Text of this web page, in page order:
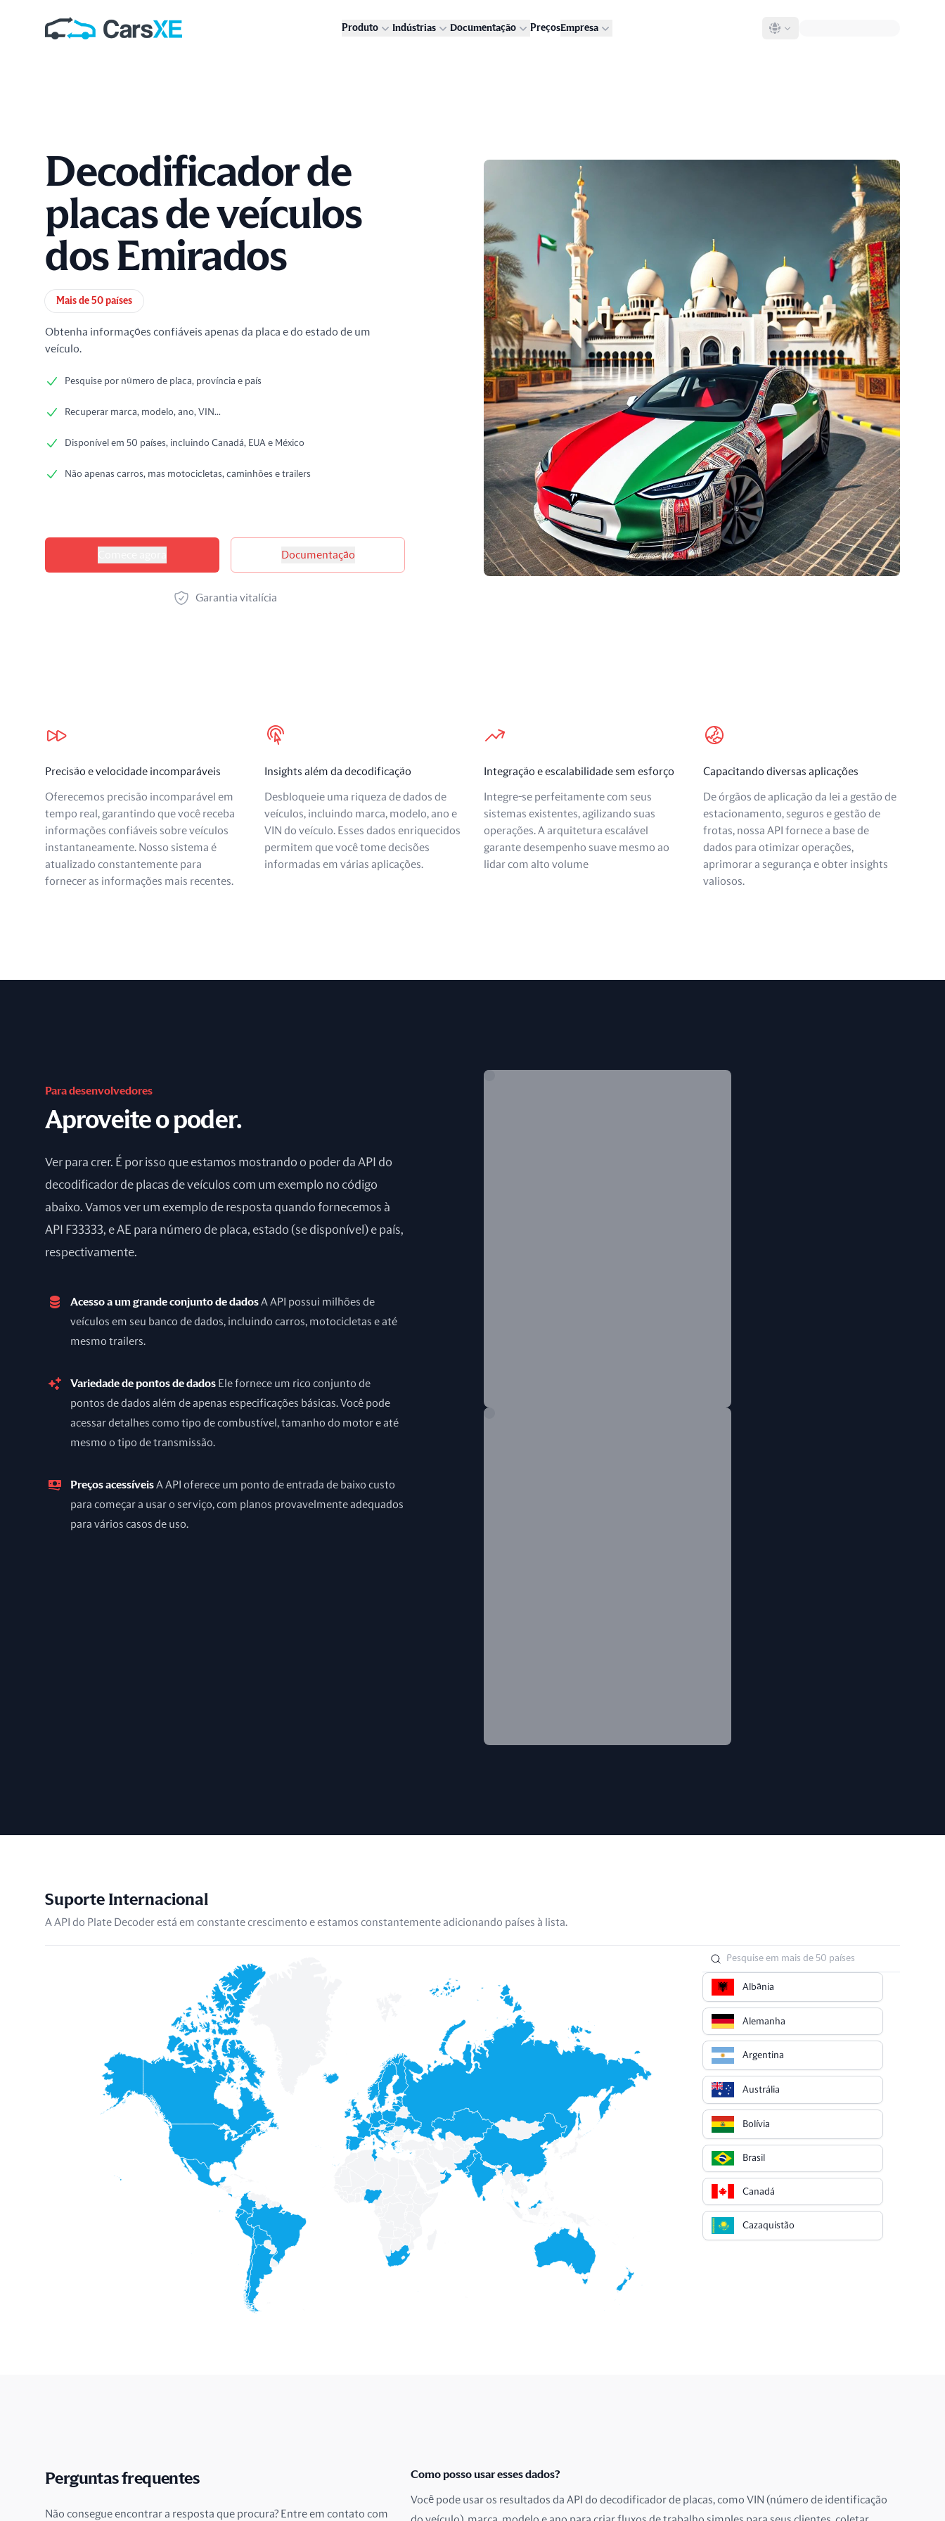
Produto Indústrias Documentação PreçosEmpresa
Decodificador de
placas de veículos
dos Emirados
Informações do produto
Mais de 50 países
Obtenha informações confiáveis apenas da placa e do estado de um
veículo.
Pesquise por número de placa, província e país
Recuperar marca, modelo, ano, VIN...
Disponível em 50 países, incluindo Canadá, EUA e México
Não apenas carros, mas motocicletas, caminhões e trailers
Opções de produtos
Documentação
Garantia vitalícia
Nossos benefícios
Precisão e velocidade incomparáveis
Oferecemos precisão incomparável em
tempo real, garantindo que você receba
informações confiáveis sobre veículos
instantaneamente. Nosso sistema é
atualizado constantemente para
fornecer as informações mais recentes.
Insights além da decodificação
Desbloqueie uma riqueza de dados de
veículos, incluindo marca, modelo, ano e
VIN do veículo. Esses dados enriquecidos
permitem que você tome decisões
informadas em várias aplicações.
Integração e escalabilidade sem esforço
Integre-se perfeitamente com seus
sistemas existentes, agilizando suas
operações. A arquitetura escalável
garante desempenho suave mesmo ao
lidar com alto volume
Capacitando diversas aplicações
De órgãos de aplicação da lei a gestão de
estacionamento, seguros e gestão de
frotas, nossa API fornece a base de
dados para otimizar operações,
aprimorar a segurança e obter insights
valiosos.
Para desenvolvedores
Aproveite o poder.
Ver para crer. É por isso que estamos mostrando o poder da API do
decodificador de placas de veículos com um exemplo no código
abaixo. Vamos ver um exemplo de resposta quando fornecemos à
API F33333, e AE para número de placa, estado (se disponível) e país,
respectivamente.
Acesso a um grande conjunto de dadosA API possui milhões de
veículos em seu banco de dados, incluindo carros, motocicletas e até
mesmo trailers.
Variedade de pontos de dados Ele fornece um rico conjunto de
pontos de dados além de apenas especificações básicas. Você pode
acessar detalhes como tipo de combustível, tamanho do motor e até
mesmo o tipo de transmissão.
Preços acessíveisA API oferece um ponto de entrada de baixo custo
para começar a usar o serviço, com planos provavelmente adequados
para vários casos de uso.
Suporte Internacional
A API do Plate Decoder está em constante crescimento e estamos constantemente adicionando países à lista.
Albânia
Alemanha
Argentina
Austrália
Bolívia
Brasil
Canadá
Cazaquistão
Dinamarca
Perguntas frequentes
Não consegue encontrar a resposta que procura? Entre em contato com
Como posso usar esses dados?
Você pode usar os resultados da API do decodificador de placas, como VIN (número de identificação